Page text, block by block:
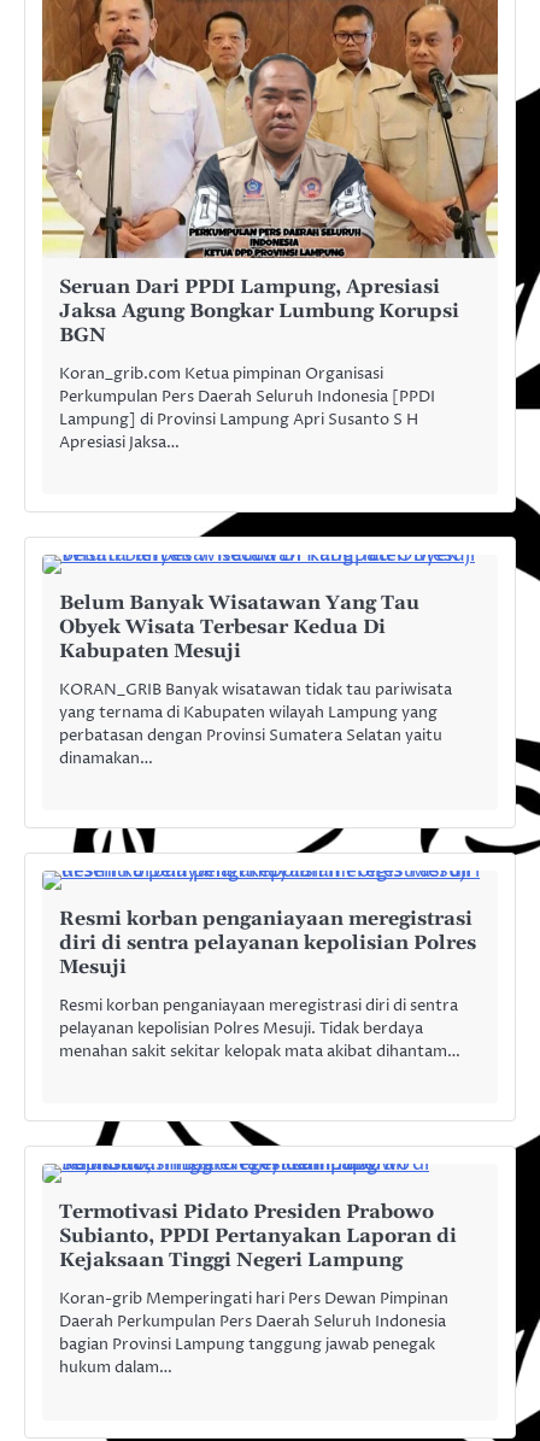
Seruan Dari PPDI Lampung, Apresiasi
Jaksa Agung Bongkar Lumbung Korupsi
BGN
Koran_grib.com Ketua pimpinan Organisasi
Perkumpulan Pers Daerah Seluruh Indonesia [PPDI
Lampung] di Provinsi Lampung Apri Susanto S H
Apresiasi Jaksa…
Belum Banyak Wisatawan Yang Tau
Obyek Wisata Terbesar Kedua Di
Kabupaten Mesuji
KORAN_GRIB Banyak wisatawan tidak tau pariwisata
yang ternama di Kabupaten wilayah Lampung yang
perbatasan dengan Provinsi Sumatera Selatan yaitu
dinamakan…
Resmi korban penganiayaan meregistrasi
diri di sentra pelayanan kepolisian Polres
Mesuji
Resmi korban penganiayaan meregistrasi diri di sentra
pelayanan kepolisian Polres Mesuji. Tidak berdaya
menahan sakit sekitar kelopak mata akibat dihantam…
Termotivasi Pidato Presiden Prabowo
Subianto, PPDI Pertanyakan Laporan di
Kejaksaan Tinggi Negeri Lampung
Koran-grib Memperingati hari Pers Dewan Pimpinan
Daerah Perkumpulan Pers Daerah Seluruh Indonesia
bagian Provinsi Lampung tanggung jawab penegak
hukum dalam…